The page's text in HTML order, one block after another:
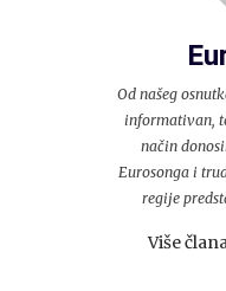
Od našeg
informativan,
način
Eurosonga i
regije
Više